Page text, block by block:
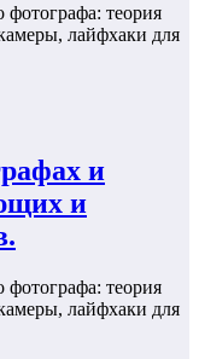
теория
лайфхаки для
и
и
теория
лайфхаки для